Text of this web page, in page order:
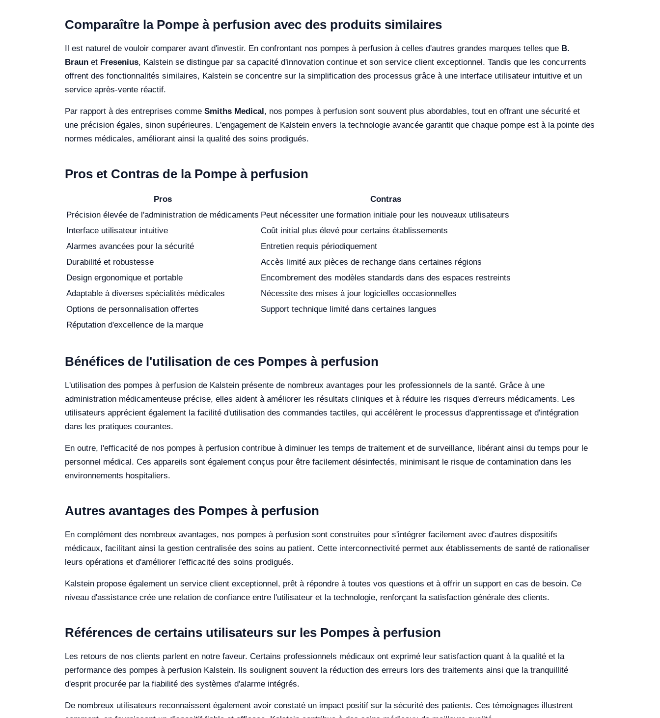
Comparaître la Pompe à perfusion avec des produits similaires
Il est naturel de vouloir comparer avant d'investir. En confrontant nos pompes à perfusion à celles d'autres grandes marques telles que B.
Braun et Fresenius, Kalstein se distingue par sa capacité d'innovation continue et son service client exceptionnel. Tandis que les concurrents
offrent des fonctionnalités similaires, Kalstein se concentre sur la simplification des processus grâce à une interface utilisateur intuitive et un
service après-vente réactif.
Par rapport à des entreprises comme Smiths Medical, nos pompes à perfusion sont souvent plus abordables, tout en offrant une sécurité et
une précision égales, sinon supérieures. L'engagement de Kalstein envers la technologie avancée garantit que chaque pompe est à la pointe des
normes médicales, améliorant ainsi la qualité des soins prodigués.
Pros et Contras de la Pompe à perfusion
Pros
Contras
Précision élevée de l'administration de médicaments Peut nécessiter une formation initiale pour les nouveaux utilisateurs
Interface utilisateur intuitive
Coût initial plus élevé pour certains établissements
Alarmes avancées pour la sécurité
Entretien requis périodiquement
Durabilité et robustesse
Accès limité aux pièces de rechange dans certaines régions
Design ergonomique et portable
Encombrement des modèles standards dans des espaces restreints
Adaptable à diverses spécialités médicales
Nécessite des mises à jour logicielles occasionnelles
Options de personnalisation offertes
Support technique limité dans certaines langues
Réputation d'excellence de la marque
Bénéfices de l'utilisation de ces Pompes à perfusion
L'utilisation des pompes à perfusion de Kalstein présente de nombreux avantages pour les professionnels de la santé. Grâce à une
administration médicamenteuse précise, elles aident à améliorer les résultats cliniques et à réduire les risques d'erreurs médicaments. Les
utilisateurs apprécient également la facilité d'utilisation des commandes tactiles, qui accélèrent le processus d'apprentissage et d'intégration
dans les pratiques courantes.
En outre, l'efficacité de nos pompes à perfusion contribue à diminuer les temps de traitement et de surveillance, libérant ainsi du temps pour le
personnel médical. Ces appareils sont également conçus pour être facilement désinfectés, minimisant le risque de contamination dans les
environnements hospitaliers.
Autres avantages des Pompes à perfusion
En complément des nombreux avantages, nos pompes à perfusion sont construites pour s'intégrer facilement avec d'autres dispositifs
médicaux, facilitant ainsi la gestion centralisée des soins au patient. Cette interconnectivité permet aux établissements de santé de rationaliser
leurs opérations et d'améliorer l'efficacité des soins prodigués.
Kalstein propose également un service client exceptionnel, prêt à répondre à toutes vos questions et à offrir un support en cas de besoin. Ce
niveau d'assistance crée une relation de confiance entre l'utilisateur et la technologie, renforçant la satisfaction générale des clients.
Références de certains utilisateurs sur les Pompes à perfusion
Les retours de nos clients parlent en notre faveur. Certains professionnels médicaux ont exprimé leur satisfaction quant à la qualité et la
performance des pompes à perfusion Kalstein. Ils soulignent souvent la réduction des erreurs lors des traitements ainsi que la tranquillité
d'esprit procurée par la fiabilité des systèmes d'alarme intégrés.
De nombreux utilisateurs reconnaissent également avoir constaté un impact positif sur la sécurité des patients. Ces témoignages illustrent